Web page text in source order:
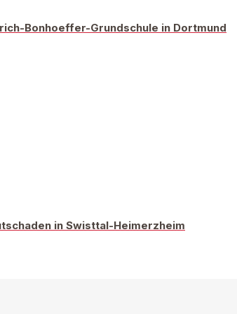
Bonhoeffer-Grundschule in Dortmund
in Swisttal-Heimerzheim